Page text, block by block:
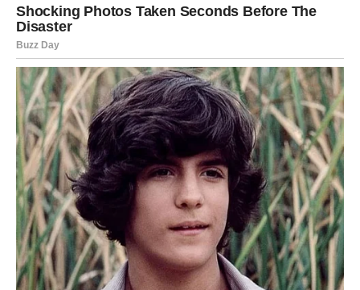
po krumpiru. Dodajte maslac na krumpir, pazeći da
svaki komad bude dobro premazan.
Pospite solju i začinima po izboru (čili u prahu za blagu
pikantnost, češnjak u prahu za aromu, i crni papar za
klasičan okus).
Dobro promiješajte krumpir kako bi svaki komad bio
ravnomjerno obložen maslacem i začinima.
4. Dodavanje sira
Po začinjenom krumpiru pospite naribani sir. Možete
koristitiparmezan, cheddar ili neki drugi sir po vašem
ukusu.